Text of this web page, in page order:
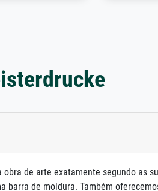
de arte exatamente segundo as
de moldura. Também